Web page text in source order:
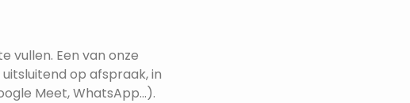
vullen. Een van onze
op afspraak, in
Meet, WhatsApp...).